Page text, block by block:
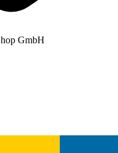
GmbH